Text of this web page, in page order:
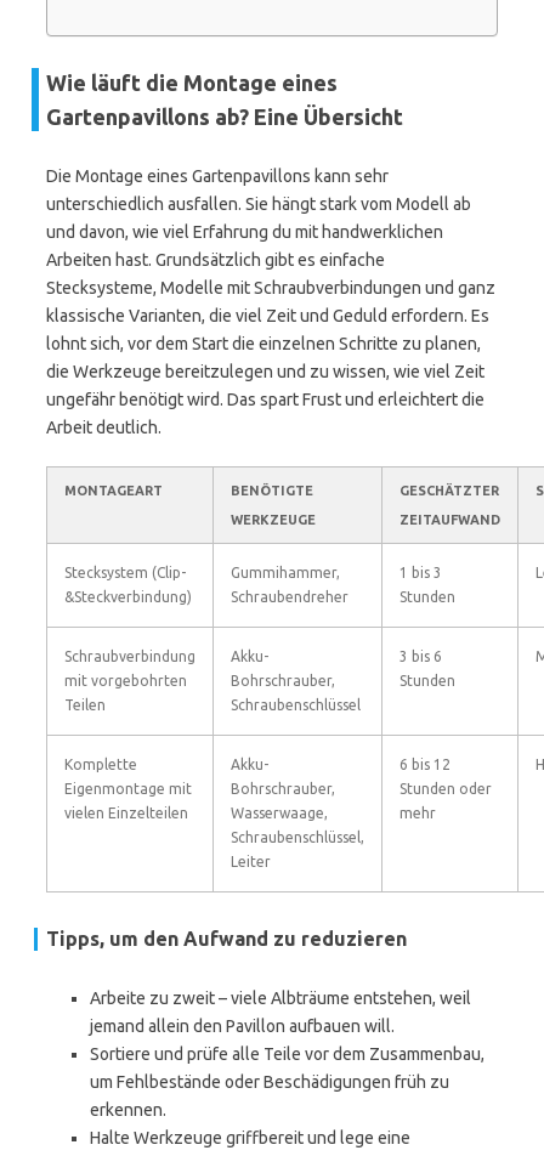
Wie läuft die Montage eines
Gartenpavillons ab? Eine Übersicht
Die Montage eines Gartenpavillons kann sehr
unterschiedlich ausfallen. Sie hängt stark vom Modell ab
und davon, wie viel Erfahrung du mit handwerklichen
Arbeiten hast. Grundsätzlich gibt es einfache
Stecksysteme, Modelle mit Schraubverbindungen und ganz
klassische Varianten, die viel Zeit und Geduld erfordern. Es
lohnt sich, vor dem Start die einzelnen Schritte zu planen,
die Werkzeuge bereitzulegen und zu wissen, wie viel Zeit
ungefähr benötigt wird. Das spart Frust und erleichtert die
Arbeit deutlich.
MONTAGEART
BENÖTIGTE
WERKZEUGE
GESCHÄTZTER
ZEITAUFWAND
Stecksystem (Clip-
&Steckverbindung)
Gummihammer,
Schraubendreher
1 bis 3
Stunden
Schraubverbindung
mit vorgebohrten
Teilen
Akku-
Bohrschrauber,
Schraubenschlüssel
3 bis 6
Stunden
Komplette
Eigenmontage mit
vielen Einzelteilen
Akku-
Bohrschrauber,
Wasserwaage,
Schraubenschlüssel,
Leiter
6 bis 12
Stunden oder
mehr
Tipps, um den Aufwand zu reduzieren
Arbeite zu zweit – viele Albträume entstehen, weil
jemand allein den Pavillon aufbauen will.
Sortiere und prüfe alle Teile vor dem Zusammenbau,
um Fehlbestände oder Beschädigungen früh zu
erkennen.
Halte Werkzeuge griffbereit und lege eine